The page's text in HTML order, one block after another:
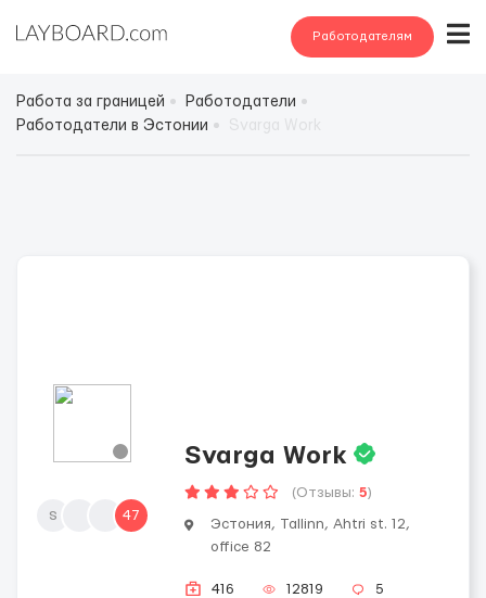
Работодателям
Работа за границей
Работодатели
Работодатели в Эстонии
s 47
Svarga Work
(Отзывы: 5)
Эстония, Tallinn, Ahtri st. 12,
office 82
416 12819 5